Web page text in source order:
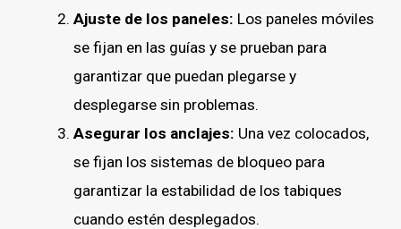
Ajuste de los paneles: Los paneles móviles
se fijan en las guías y se prueban para
garantizar que puedan plegarse y
desplegarse sin problemas.
Asegurar los anclajes: Una vez colocados,
se fijan los sistemas de bloqueo para
garantizar la estabilidad de los tabiques
cuando estén desplegados.